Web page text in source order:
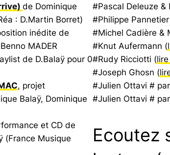
de Dominique
: D.Martin Borret)
inédite de
MADER
de D.Balaÿ pour 0
, projet
Balaÿ, Dominique
et CD de
(France Musique
#Pascal Deleuze &
#Philippe
#Michel Cadière &
#Knut Aufermann (
#Rudy Ricciotti (
#Joseph Ghosn (
#Julien Ottavi #
#Julien Ottavi #
Ecoutez